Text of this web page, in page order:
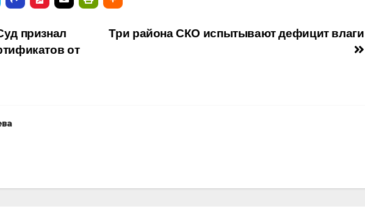
Три района СКО испытывают дефицит влаги
признал
от